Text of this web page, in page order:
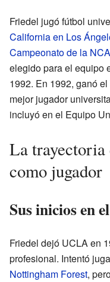
Friedel jugó fútbol
California en Los
Campeonato de la
elegido para el equipo
1992. En 1992, ganó
mejor jugador
incluyó en el Equipo
La
como jugador
Sus inicios en
Friedel dejó UCLA en
profesional. Intentó
Nottingham Forest,